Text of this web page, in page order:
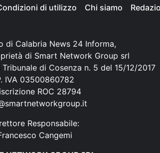
di utilizzo Chi siamo
di Calabria News 24 Informa,
di Smart Network Group srl
di Cosenza n. 5 del 15/12/2017
IVA 03500860782
ROC 28794
Responsabile:
Cangemi